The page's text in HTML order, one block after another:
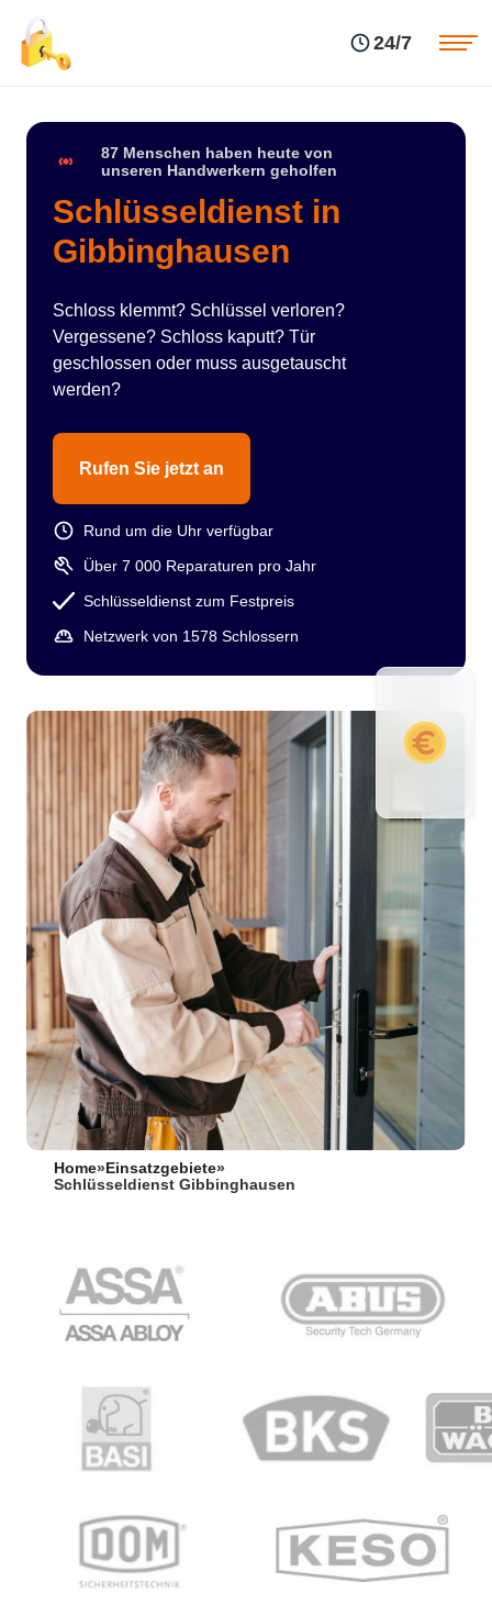
24/7
87 Menschen haben heute von
unseren Handwerkern geholfen
Schlüsseldienst in
Gibbinghausen
Schloss klemmt? Schlüssel verloren?
Vergessene? Schloss kaputt? Tür
geschlossen oder muss ausgetauscht
werden?
Rufen Sie jetzt an
Rund um die Uhr verfügbar
Über 7 000 Reparaturen pro Jahr
Schlüsseldienst zum Festpreis
Netzwerk von 1578 Schlossern
Home» Einsatzgebiete»
Schlüsseldienst Gibbinghausen